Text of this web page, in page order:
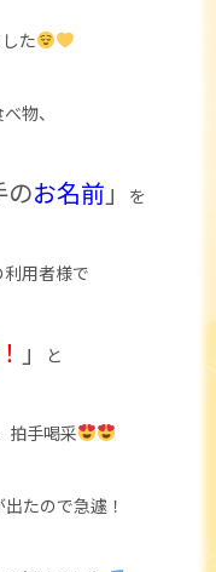
た
物、
のお名前 」 を
用者様で
」 と
拍手喝采
たので急遽！